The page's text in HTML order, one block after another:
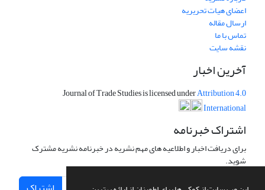
اعضای هیات تحریریه
ارسال مقاله
تماس با ما
نقشه سایت
آخرین اخبار
Journal of Trade Studies is licensed underAttribution 4.0
International
اشتراک خبرنامه
برای دریافت اخبار و اطلاعیه های مهم نشریه در خبرنامه نشریه مشترک
شوید.